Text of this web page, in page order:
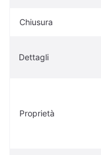
Chiusura
Dettagli
Proprietà